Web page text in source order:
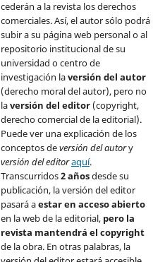
cederán a la revista los derechos
comerciales. Así, el autor sólo podrá
subir a su página web personal o al
repositorio institucional de su
universidad o centro de
investigación laversión del autor
(derecho moral del autor), pero no
laversión del editor (copyright,
derecho comercial de la editorial).
Puede ver una explicación de los
conceptos deversión del autory
versión del editoraquí.
Transcurridos2 añosdesde su
publicación, la versión del editor
pasará aestar en acceso abierto
en la web de la editorial, pero la
revista mantendrá el copyright
de la obra. En otras palabras, la